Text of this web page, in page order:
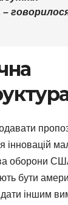
–
інновацій
оборони
бути
іншим